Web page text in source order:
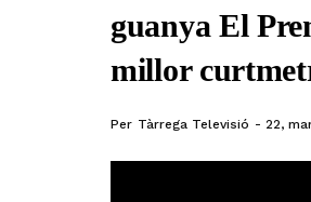
guanya El
millor
Per Tàrrega Televisió 22,